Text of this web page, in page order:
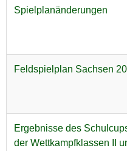
Spielplanänderungen
Feldspielplan Sachsen
Ergebnisse des
der Wettkampfklassen II